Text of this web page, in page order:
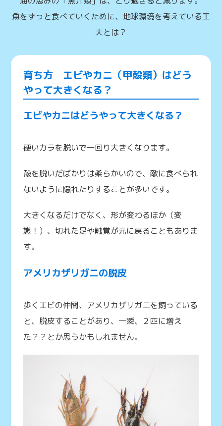
魚をずっと食べていくために、地球環境を考えている工
夫とは？
育ち方 エビやカニ（甲殻類）はどう
やって大きくなる？
エビやカニはどうやって大きくなる？
硬いカラを脱いで一回り大きくなります。
殻を脱いだばかりは柔らかいので、敵に食べられ
ないように隠れたりすることが多いです。
大きくなるだけでなく、形が変わるほか（変
態！）、切れた足や触覚が元に戻ることもありま
す。
アメリカザリガニの脱皮
歩くエビの仲間、アメリカザリガニを飼っている
と、脱皮することがあり、一瞬、２匹に増え
た？？とか思うかもしれません。